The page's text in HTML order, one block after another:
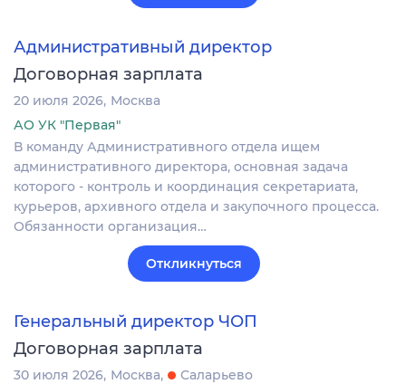
Административный директор
Договорная зарплата
20 июля 2026 Москва
АО УК "Первая"
В команду Административного отдела ищем
административного директора, основная задача
которого - контроль и координация секретариата,
курьеров, архивного отдела и закупочного процесса.
Обязанности организация…
Откликнуться
Генеральный директор ЧОП
Договорная зарплата
30 июля 2026 Москва
Саларьево